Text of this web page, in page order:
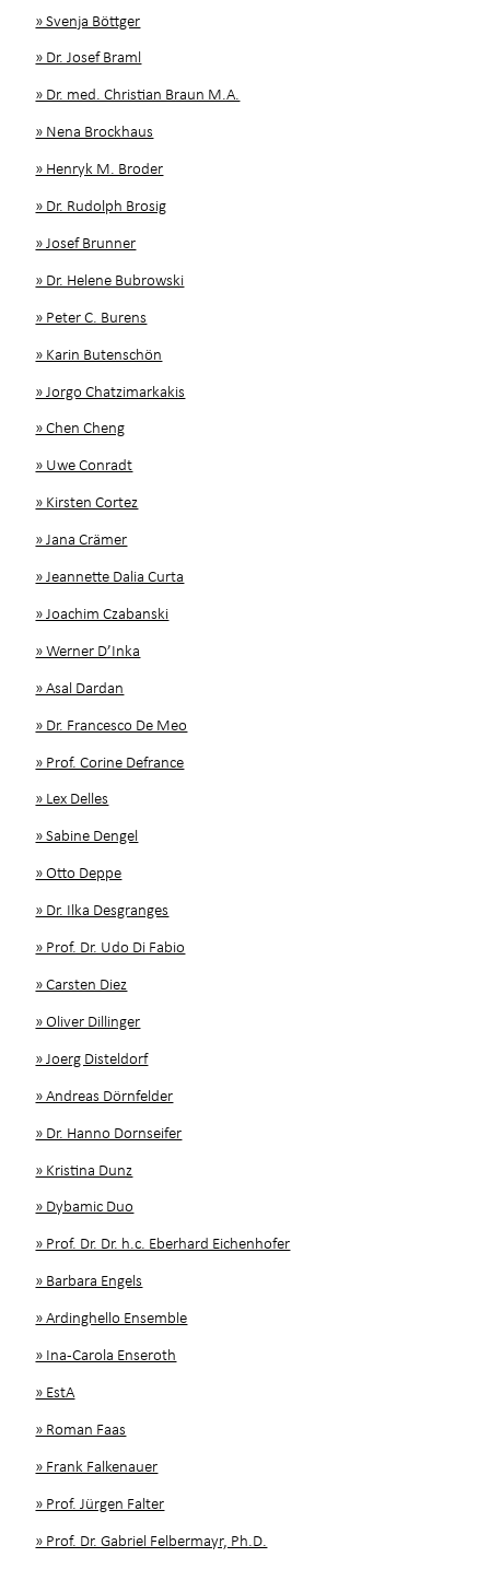
» Svenja Böttger
» Dr. Josef Braml
» Dr. med. Christian Braun M.A.
» Nena Brockhaus
» Henryk M. Broder
» Dr. Rudolph Brosig
» Josef Brunner
» Dr. Helene Bubrowski
» Peter C. Burens
» Karin Butenschön
» Jorgo Chatzimarkakis
» Chen Cheng
» Uwe Conradt
» Kirsten Cortez
» Jana Crämer
» Jeannette Dalia Curta
» Joachim Czabanski
» Werner D’Inka
» Asal Dardan
» Dr. Francesco De Meo
» Prof. Corine Defrance
» Lex Delles
» Sabine Dengel
» Otto Deppe
» Dr. Ilka Desgranges
» Prof. Dr. Udo Di Fabio
» Carsten Diez
» Oliver Dillinger
» Joerg Disteldorf
» Andreas Dörnfelder
» Dr. Hanno Dornseifer
» Kristina Dunz
» Dybamic Duo
» Prof. Dr. Dr. h.c. Eberhard Eichenhofer
» Barbara Engels
» Ardinghello Ensemble
» Ina-Carola Enseroth
» EstA
» Roman Faas
» Frank Falkenauer
» Prof. Jürgen Falter
» Prof. Dr. Gabriel Felbermayr, Ph.D.